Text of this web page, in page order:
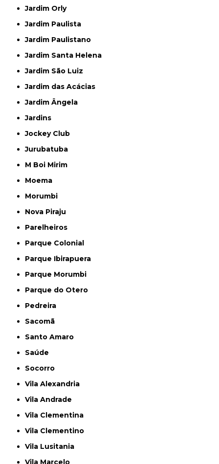
Jardim Orly
Jardim Paulista
Jardim Paulistano
Jardim Santa Helena
Jardim São Luiz
Jardim das Acácias
Jardim Ângela
Jardins
Jockey Club
Jurubatuba
M Boi Mirim
Moema
Morumbi
Nova Piraju
Parelheiros
Parque Colonial
Parque Ibirapuera
Parque Morumbi
Parque do Otero
Pedreira
Sacomã
Santo Amaro
Saúde
Socorro
Vila Alexandria
Vila Andrade
Vila Clementina
Vila Clementino
Vila Lusitania
Vila Marcelo